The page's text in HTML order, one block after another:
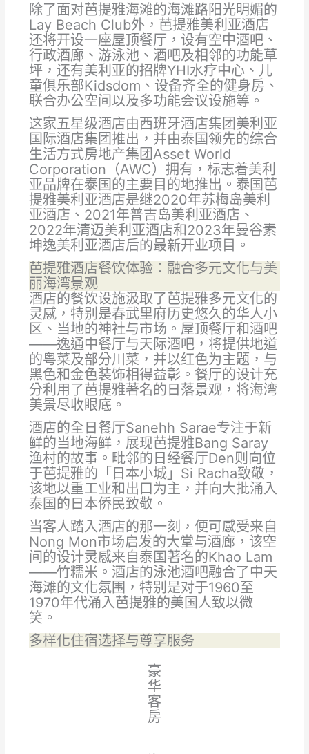
除了面对芭提雅海滩的海滩路阳光明媚的
Lay Beach Club外，芭提雅美利亚酒店
还将开设一座屋顶餐厅，设有空中酒吧、
行政酒廊、游泳池、酒吧及相邻的功能草
坪，还有美利亚的招牌YHI水疗中心、儿
童俱乐部Kidsdom、设备齐全的健身房、
联合办公空间以及多功能会议设施等。
这家五星级酒店由西班牙酒店集团美利亚
国际酒店集团推出，并由泰国领先的综合
生活方式房地产集团Asset World
Corporation（AWC）拥有，标志着美利
亚品牌在泰国的主要目的地推出。泰国芭
提雅美利亚酒店是继2020年苏梅岛美利
亚酒店、2021年普吉岛美利亚酒店、
2022年清迈美利亚酒店和2023年曼谷素
坤逸美利亚酒店后的最新开业项目。
芭提雅酒店餐饮体验：融合多元文化与美
丽海湾景观
酒店的餐饮设施汲取了芭提雅多元文化的
灵感，特别是春武里府历史悠久的华人小
区、当地的神社与市场。屋顶餐厅和酒吧
——逸通中餐厅与天际酒吧，将提供地道
的粤菜及部分川菜，并以红色为主题，与
黑色和金色装饰相得益彰。餐厅的设计充
分利用了芭提雅著名的日落景观，将海湾
美景尽收眼底。
酒店的全日餐厅Sanehh Sarae专注于新
鲜的当地海鲜，展现芭提雅Bang Saray
渔村的故事。毗邻的日经餐厅Den则向位
于芭提雅的「日本小城」Si Racha致敬，
该地以重工业和出口为主，并向大批涌入
泰国的日本侨民致敬。
当客人踏入酒店的那一刻，便可感受来自
Nong Mon市场启发的大堂与酒廊，该空
间的设计灵感来自泰国著名的Khao Lam
——竹糯米。酒店的泳池酒吧融合了中天
海滩的文化氛围，特别是对于1960至
1970年代涌入芭提雅的美国人致以微
笑。
多样化住宿选择与尊享服务
豪
华
客
房